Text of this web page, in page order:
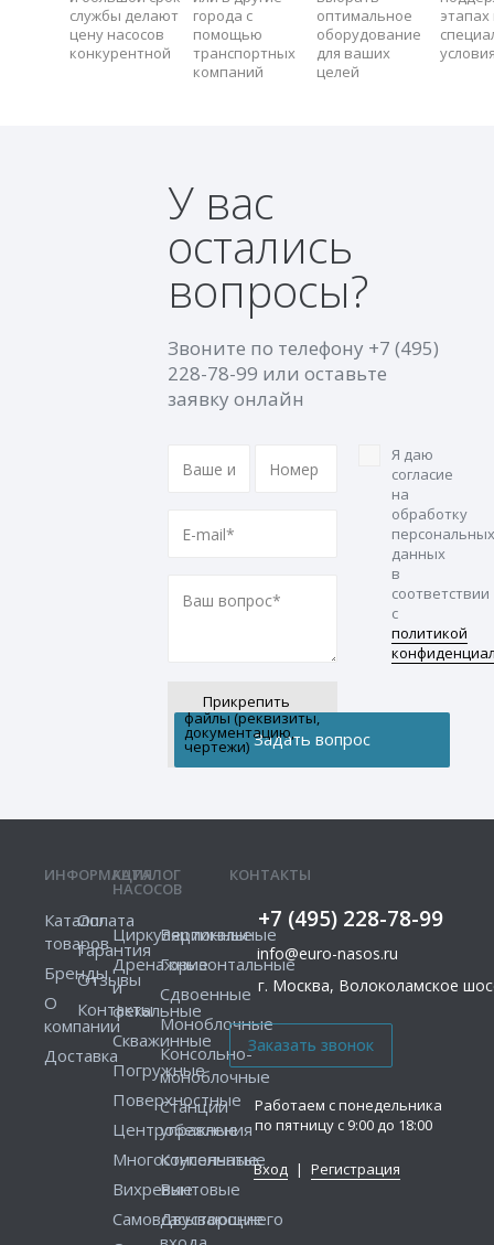
службы делают
цену насосов
конкурентной
города с
помощью
транспортных
компаний
оптимальное
оборудование
для ваших
целей
этапах
У вас
остались
вопросы?
Звоните по телефону +7 (495)
228-78-99 или оставьте
заявку онлайн
Прикрепить
файлы (реквизиты,
документацию,
чертежи)
Я даю
согласие
на
обработку
персональных
данных
в
соответствии
с
политикой
КОНТАКТЫ
+7 (495) 228-78-99
info@euro-nasos.ru
г. Москва, Волоколамское
Работаем с понедельника
по пятницу с 9:00 до 18:00
Вход | Регистрация
ИНФОРМАЦИЯ
Каталог
товаров
Бренды
О
компании
Доставка
Оплата
Гарантия
Отзывы
Контакты
КАТАЛОГ
НАСОСОВ
Циркуляционные
Дренажные
и
фекальные
Скважинные
Погружные
Поверхностные
Центробежные
Многоступенчатые
Вихревые
Самовсасывающие
Вертикальные
Горизонтальные
Сдвоенные
Моноблочные
Консольно-
моноблочные
Станции
управления
Консольные
Винтовые
Двустороннего